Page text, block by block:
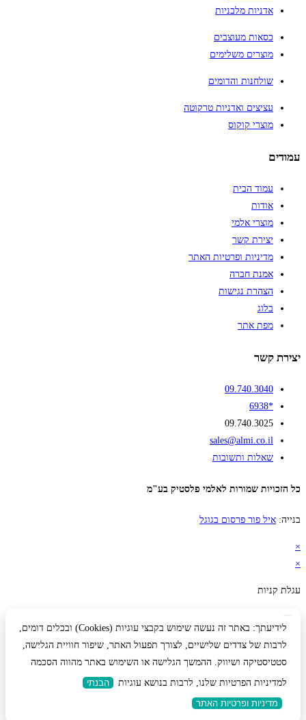
אדניות מלבניות
כסאות מעוצבים
מוצרים משלימים
שולחנות והדומים
עציצים ואדניות טרקוטה
מוצרי קוקוס
עמודים
עמוד הבית
אודות
מוצרי אלמי
יצירת קשר
מדיניות ופרטיות האתר
אמנת חברה
הצהרת נגישות
בלוג
מפת אתר
יצירת קשר
09.740.3040
*6938
09.740.3025
sales@almi.co.il
שאלות ותשובות
כל הזכויות שמורות לאלמי פלסטיק בע"מ
בנייה: איל פור פרסום בגוגל
×
×
עגלת קניות
לידיעתך: באתר זה נעשה שימוש בקבצי עוגיות (Cookies) ובכלים דומים,
לרבות של צדדים שלישיים, לצורך תפעול האתר, שיפור חוויית הגלישה,
סטטיסטיקה ושיווק. ההמשך הגלישה או השימוש באתר מהווה הסכמה
למדיניות הפרטיות שלנו, לרבות בנושא עוגיות
הבנתי
מדיניות ופרטיות האתר